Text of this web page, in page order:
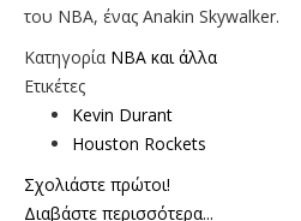
του ΝΒΑ, ένας Anakin Skywalker.
Κατηγορία NBA και άλλα
Ετικέτες
Kevin Durant
Houston Rockets
Σχολιάστε πρώτοι!
Διαβάστε περισσότερα...